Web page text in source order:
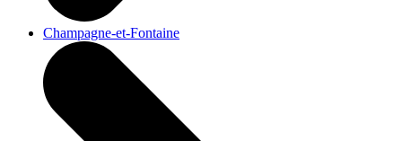
Champagne-et-Fontaine